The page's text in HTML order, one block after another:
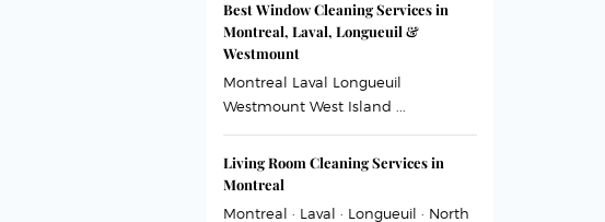
Best Window Cleaning Services in
Montreal, Laval, Longueuil &
Westmount
Montreal Laval Longueuil
Westmount West Island ...
Living Room Cleaning Services in
Montreal
Montreal · Laval · Longueuil · North